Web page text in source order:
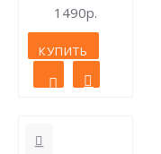
1490р.
КУПИТЬ